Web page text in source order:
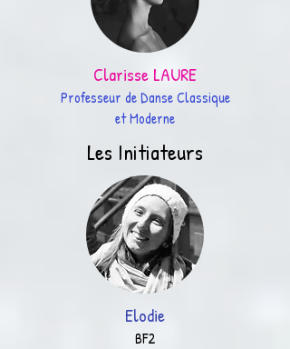
Clarisse LAURE
Professeur de Danse Classique
et Moderne
Les Initiateurs
Elodie
BF2